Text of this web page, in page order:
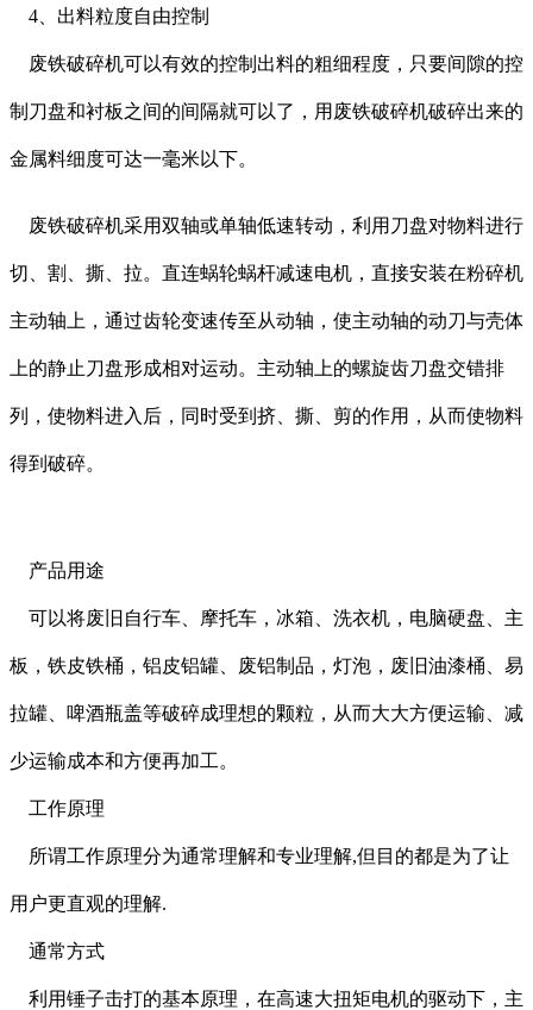
4、出料粒度自由控制
废铁破碎机可以有效的控制出料的粗细程度，只要间隙的控
制刀盘和衬板之间的间隔就可以了，用废铁破碎机破碎出来的
金属料细度可达一毫米以下。
废铁破碎机采用双轴或单轴低速转动，利用刀盘对物料进行
切、割、撕、拉。直连蜗轮蜗杆减速电机，直接安装在粉碎机
主动轴上，通过齿轮变速传至从动轴，使主动轴的动刀与壳体
上的静止刀盘形成相对运动。主动轴上的螺旋齿刀盘交错排
列，使物料进入后，同时受到挤、撕、剪的作用，从而使物料
得到破碎。
产品用途
可以将废旧自行车、摩托车，冰箱、洗衣机，电脑硬盘、主
板，铁皮铁桶，铝皮铝罐、废铝制品，灯泡，废旧油漆桶、易
拉罐、啤酒瓶盖等破碎成理想的颗粒，从而大大方便运输、减
少运输成本和方便再加工。
工作原理
所谓工作原理分为通常理解和专业理解,但目的都是为了让
用户更直观的理解.
通常方式
利用锤子击打的基本原理，在高速大扭矩电机的驱动下，主